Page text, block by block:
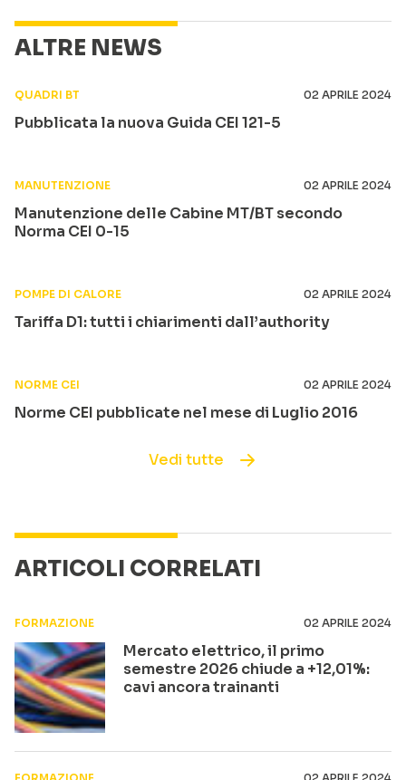
ALTRE NEWS
QUADRI BT 02 APRILE 2024
Pubblicata la nuova Guida CEI 121-5
MANUTENZIONE 02 APRILE 2024
Manutenzione delle Cabine MT/BT secondo
Norma CEI 0-15
POMPE DI CALORE 02 APRILE 2024
Tariffa D1: tutti i chiarimenti dall’authority
NORME CEI 02 APRILE 2024
Norme CEI pubblicate nel mese di Luglio 2016
Vedi tutte
ARTICOLI CORRELATI
FORMAZIONE 02 APRILE 2024
Mercato elettrico, il primo
semestre 2026 chiude a +12,01%:
cavi ancora trainanti